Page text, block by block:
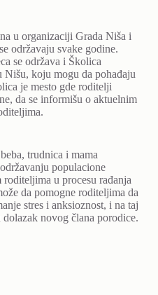
u organizaciji Grada Niša i
održavaju svake godine.
se održava i Školica
koju mogu da pohađaju
je mesto gde roditelji
da se informišu o aktuelnim
trudnica i mama
populacione
u procesu rađanja
da pomogne roditeljima da
stres i anksioznost, i na taj
novog člana porodice.